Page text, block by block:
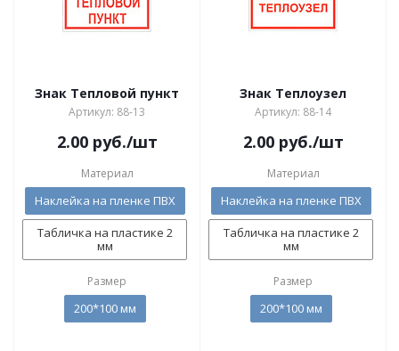
Знак Тепловой пункт
Артикул: 88-13
2.00руб./шт
Материал
Наклейка на пленке ПВХ
Табличка на пластике 2
мм
Размер
200*100 мм
Знак Теплоузел
Артикул: 88-14
2.00руб./шт
Материал
Наклейка на пленке ПВХ
Табличка на пластике 2
мм
Размер
200*100 мм